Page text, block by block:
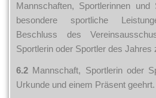
Mannschaften, Sportlerinnen
besondere sportliche
Beschluss des
Sportlerin oder Sportler des Jahres
6.2 Mannschaft, Sportlerin oder
Urkunde und einem Präsent geehrt.